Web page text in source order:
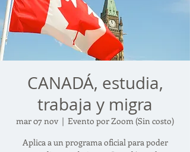
CANADÁ, estudia,
trabaja y migra
mar 07 nov
  |
Evento por Zoom (Sin costo)
Aplica a un programa oficial para poder